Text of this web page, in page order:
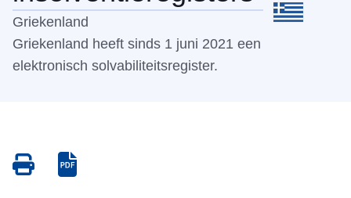
Griekenland
Griekenland heeft sinds 1 juni 2021 een
elektronisch solvabiliteitsregister.
Save
as
Save
as